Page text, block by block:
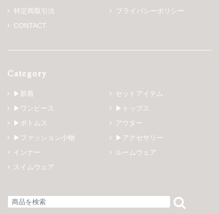
特定商取引法
プライバシーポリシー
CONTACT
Category
▶新着
セットアイテム
▶ワンピース
▶トップス
▶ボトムス
アウター
▶ファッション小物
▶アクセサリー
インナー
ルームウェア
スイムウェア